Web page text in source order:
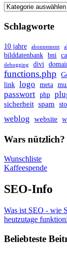
Schlagworte
10 jahre abonnement
bilddatenbank bni
debugging divi
functions.php
link logo meta
passwort php
sicherheit spam
weblog website
Wars nützlich?
Wunschliste
Kaffeespende
SEO-Info
Was ist SEO - wie
heutzutage
Beliebteste